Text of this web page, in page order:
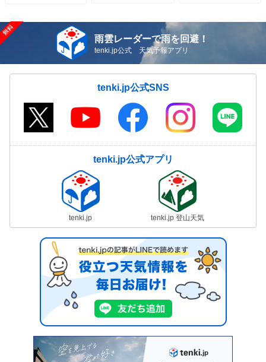
雨雲レーダーで雨を回避！
tenki.jp公式 天気予報アプリ
tenki.jp公式SNS
tenki.jp公式アプリ
tenki.jp tenki.jp 登山天気